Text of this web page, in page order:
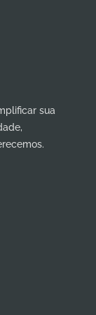
sua